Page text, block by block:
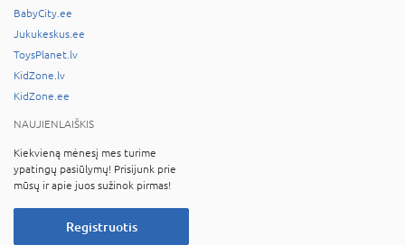
BabyCity.ee
Jukukeskus.ee
ToysPlanet.lv
KidZone.lv
KidZone.ee
NAUJIENLAIŠKIS
Kiekvieną mėnesį mes turime
ypatingų pasiūlymų! Prisijunk prie
mūsų ir apie juos sužinok pirmas!
Registruotis